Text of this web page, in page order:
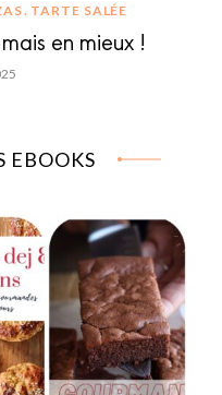
TARTE SALÉE
en mieux !
EBOOKS